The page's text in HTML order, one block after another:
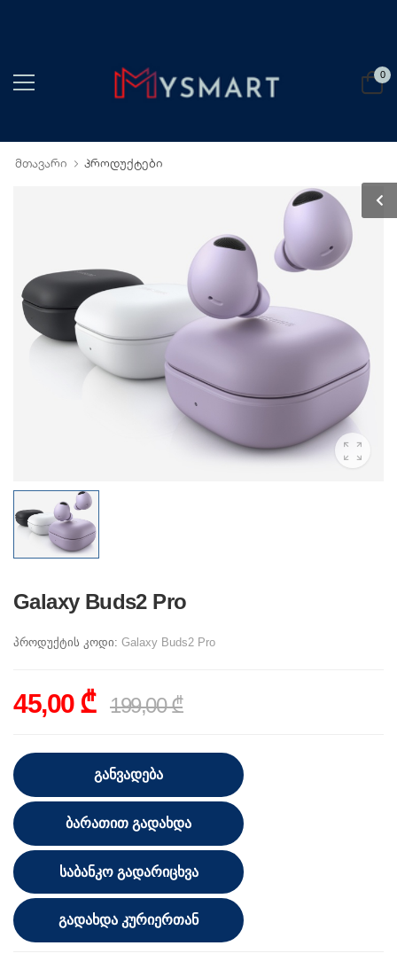
0
მთავარი პროდუქტები
Galaxy Buds2 Pro
პროდუქტის კოდი: Galaxy Buds2 Pro
45,00 ₾ 199,00 ₾
ᲒᲐᲜᲕᲐᲓᲔᲑᲐ
ᲑᲐᲠᲐᲗᲘᲗ ᲒᲐᲓᲐᲮᲓᲐ
ᲡᲐᲑᲐᲜᲙᲝ ᲒᲐᲓᲐᲠᲘᲪᲮᲕᲐ
ᲒᲐᲓᲐᲮᲓᲐ ᲙᲣᲠᲘᲔᲠᲗᲐᲜ